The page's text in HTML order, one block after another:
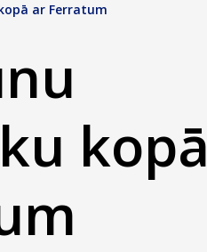
ar Ferratum
kopā